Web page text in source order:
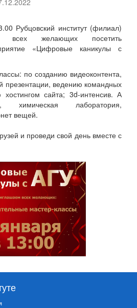
Рубцовский институт (филиал)
всех желающих посетить
«Цифровые каникулы с
по созданию видеоконтента,
презентации, ведению командных
хостингом сайта; 3d-интенсив. А
химическая лаборатория,
вещей.
и проведи свой день вместе с